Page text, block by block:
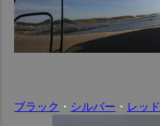
ブラック ・ シルバー ・ レッド